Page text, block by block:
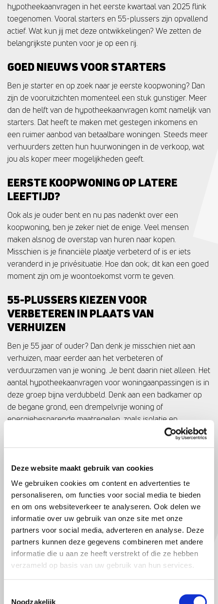
Deze website maakt gebruik van cookies
We gebruiken cookies om content en advertenties te
personaliseren, om functies voor social media te bieden
en om ons websiteverkeer te analyseren. Ook delen we
informatie over uw gebruik van onze site met onze
partners voor social media, adverteren en analyse. Deze
partners kunnen deze gegevens combineren met andere
informatie die u aan ze heeft verstrekt of die ze hebben
verzameld op basis van uw gebruik van hun services.
Noodzakelijk
hypotheekaanvragen in het eerste kwartaal van 2025 flink
toegenomen. Vooral starters en 55-plussers zijn opvallend
actief. Wat kun jij met deze ontwikkelingen? We zetten de
belangrijkste punten voor je op een rij.
GOED NIEUWS VOOR STARTERS
Ben je starter en op zoek naar je eerste koopwoning? Dan
zijn de vooruitzichten momenteel een stuk gunstiger. Meer
dan de helft van de hypotheekaanvragen komt namelijk van
starters. Dat heeft te maken met gestegen inkomens en
een ruimer aanbod van betaalbare woningen. Steeds meer
verhuurders zetten hun huurwoningen in de verkoop, wat
jou als koper meer mogelijkheden geeft.
EERSTE KOOPWONING OP LATERE
LEEFTIJD?
Ook als je ouder bent en nu pas nadenkt over een
koopwoning, ben je zeker niet de enige. Veel mensen
maken alsnog de overstap van huren naar kopen.
Misschien is je financiële plaatje verbeterd of is er iets
veranderd in je privésituatie. Hoe dan ook; dit kan een goed
moment zijn om je woontoekomst vorm te geven.
55-PLUSSERS KIEZEN VOOR
VERBETEREN IN PLAATS VAN
VERHUIZEN
Ben je 55 jaar of ouder? Dan denk je misschien niet aan
verhuizen, maar eerder aan het verbeteren of
verduurzamen van je woning. Je bent daarin niet alleen. Het
aantal hypotheekaanvragen voor woningaanpassingen is in
deze groep bijna verdubbeld. Denk aan een badkamer op
de begane grond, een drempelvrije woning of
energiebesparende maatregelen, zoals isolatie en
RECORDHOOGTE IN ZUID-HOLLAND
De gemiddelde hypotheek in Zuid-Holland ligt momenteel
op zo’n €332.000,-; het hoogste bedrag ooit gemeten. Toch
blijven er veel woningen van eigenaar wisselen. Kopers zijn
bereid meer te betalen om hun ideale woning te realiseren.
WAT KUN JIJ DOEN?
Of je nu je eerste woning wilt kopen, wilt overstappen van